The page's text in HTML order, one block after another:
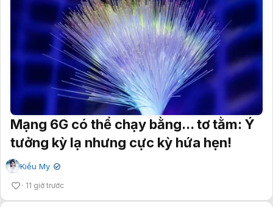
Mạng 6G có thể chạy bằng... tơ tằm: Ý
tưởng kỳ lạ nhưng cực kỳ hứa hẹn!
Kiều My ✔
11 giờ trước